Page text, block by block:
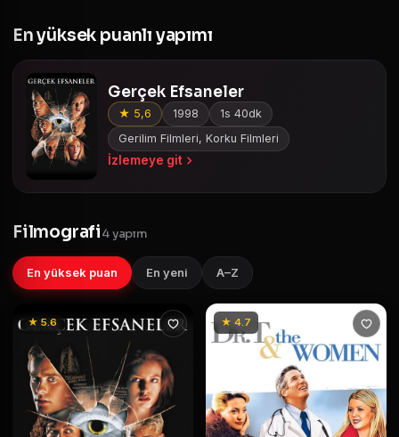
En yüksek puanlı yapımı
Gerçek Efsaneler
★ 5,6 1998
1s 40dk
Gerilim Filmleri, Korku Filmleri
İzlemeye git
Filmografi4 yapım
En yüksek puan En yeni A–Z
★ 5.6 ★ 4.7